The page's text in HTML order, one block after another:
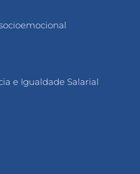
e Igualdade Salarial